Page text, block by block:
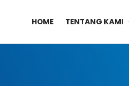
HOME TENTANG KAMI